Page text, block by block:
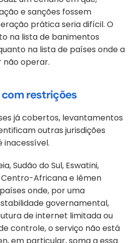
e sanções fossem
prática seria difícil. O
na lista de banimentos
na lista de países onde a
não operar.
restrições
já cobertos, levantamentos
outras jurisdições
inacessível.
Sudão do Sul, Eswatini,
Centro-Africana e Iêmen
onde, por uma
governamental,
de internet limitada ou
controle, o serviço não está